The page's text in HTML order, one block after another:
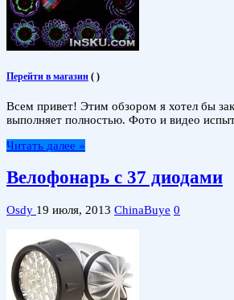
Перейти в магазин ( )
Всем привет! Этим обзором я хотел бы
выполняет полностью. Фото и видео
Читать далее »
Велофонарь с 37 диодами
Osdy 19 июля, 2013 ChinaBuye 0